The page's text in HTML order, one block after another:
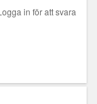
in för att svara